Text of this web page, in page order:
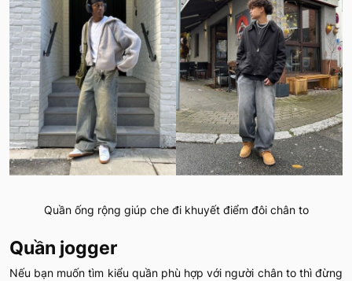
Quần ống rộng giúp che đi khuyết điểm đôi chân to
Quần jogger
Nếu bạn muốn tìm kiểu quần phù hợp với người chân to thì đừng